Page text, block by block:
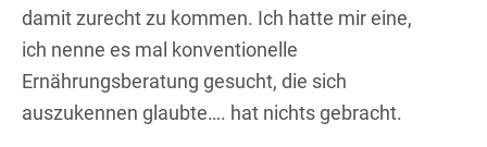
damit zurecht zu kommen. Ich hatte mir eine,
ich nenne es mal konventionelle
Ernährungsberatung gesucht, die sich
auszukennen glaubte…. hat nichts gebracht.